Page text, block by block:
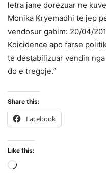
letra jane dorezuar ne
Monika Kryemadhi te jep
vendosur gabim: 20/04/
Koicidence apo farse
te destabilizuar vendin
do e tregoje.”
Share this:
Facebook
Like this: